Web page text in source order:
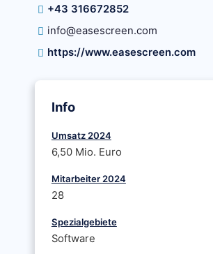
+43 316672852
info@easescreen.com
https://www.easescreen.com
Info
Umsatz 2024
6,50 Mio. Euro
Mitarbeiter 2024
28
Spezialgebiete
Software